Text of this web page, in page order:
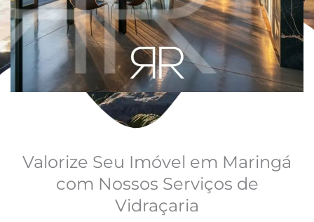
Valorize Seu Imóvel em Maringá
com Nossos Serviços de
Vidraçaria